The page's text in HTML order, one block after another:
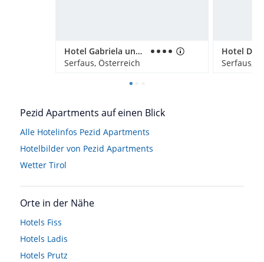
Hotel Gabriela und Gabriela Appartemtents
Serfaus, Österreich
Hotel
Serfaus,
Pezid Apartments auf einen Blick
Alle Hotelinfos Pezid Apartments
Hotelbilder von Pezid Apartments
Wetter Tirol
Orte in der Nähe
Hotels Fiss
Hotels Ladis
Hotels Prutz